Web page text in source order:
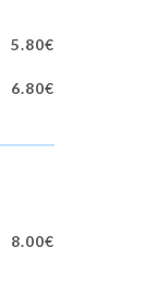
5.80€
6.80€
8.00€